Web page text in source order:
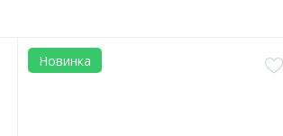
Новинка